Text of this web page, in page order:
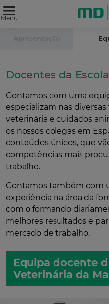
Menu
Docentes da
Contamos com uma
especializam nas
veterinária e cuidados
os nossos colegas em
conteúdos únicos, que
competências mais
trabalho.
Contamos também com
experiência na área da
com o formando
melhores resultados e
mercado de trabalho.
Equipa docente
Veterinária da